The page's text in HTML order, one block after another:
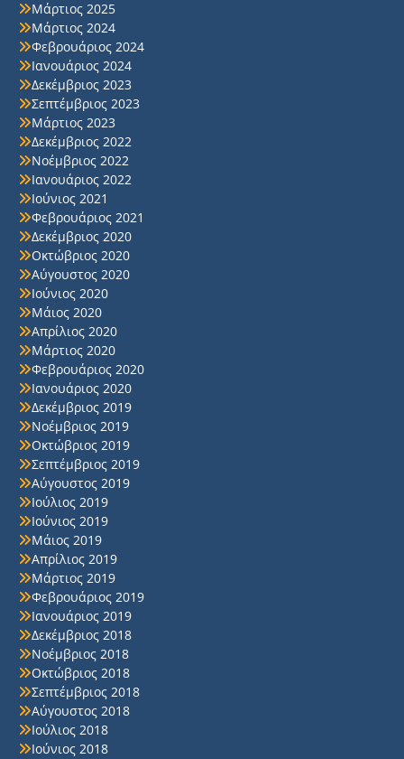
Μάρτιος 2025
Μάρτιος 2024
Φεβρουάριος 2024
Ιανουάριος 2024
Δεκέμβριος 2023
Σεπτέμβριος 2023
Μάρτιος 2023
Δεκέμβριος 2022
Νοέμβριος 2022
Ιανουάριος 2022
Ιούνιος 2021
Φεβρουάριος 2021
Δεκέμβριος 2020
Οκτώβριος 2020
Αύγουστος 2020
Ιούνιος 2020
Μάιος 2020
Απρίλιος 2020
Μάρτιος 2020
Φεβρουάριος 2020
Ιανουάριος 2020
Δεκέμβριος 2019
Νοέμβριος 2019
Οκτώβριος 2019
Σεπτέμβριος 2019
Αύγουστος 2019
Ιούλιος 2019
Ιούνιος 2019
Μάιος 2019
Απρίλιος 2019
Μάρτιος 2019
Φεβρουάριος 2019
Ιανουάριος 2019
Δεκέμβριος 2018
Νοέμβριος 2018
Οκτώβριος 2018
Σεπτέμβριος 2018
Αύγουστος 2018
Ιούλιος 2018
Ιούνιος 2018